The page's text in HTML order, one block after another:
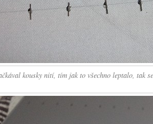
kousky nití, tím jak to všechno leptalo, tak